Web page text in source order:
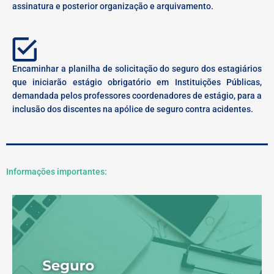
assinatura e posterior organização e arquivamento.
Encaminhar a planilha de solicitação do seguro dos estagiários
que iniciarão estágio obrigatório em Instituições Públicas,
demandada pelos professores coordenadores de estágio, para a
inclusão dos discentes na apólice de seguro contra acidentes.
Informações importantes: